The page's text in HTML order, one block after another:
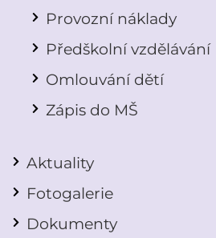
Provozní náklady
Předškolní vzdělávání
Omlouvání dětí
Zápis do MŠ
Aktuality
Fotogalerie
Dokumenty